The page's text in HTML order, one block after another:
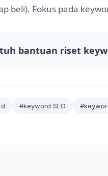
beli). Fokus pada
bantuan riset
#keyword SEO